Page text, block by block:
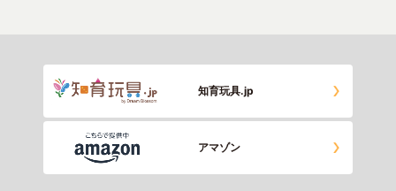
知育玩具.jp
アマゾン